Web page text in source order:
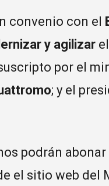
convenio con el
y agilizar
por el
; y el
podrán
el sitio web del